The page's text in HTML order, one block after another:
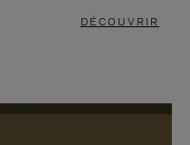
DÉCOUVRIR